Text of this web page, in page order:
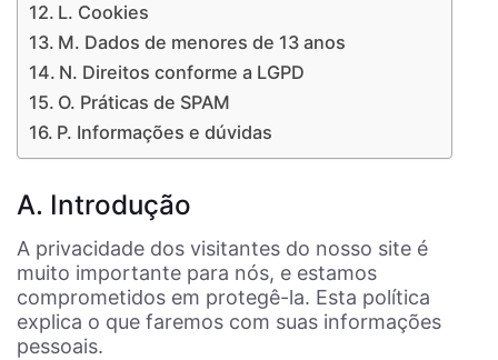
L. Cookies
M. Dados de menores de 13 anos
N. Direitos conforme a LGPD
O. Práticas de SPAM
P. Informações e dúvidas
A. Introdução
A privacidade dos visitantes do nosso site é
muito importante para nós, e estamos
comprometidos em protegê-la. Esta política
explica o que faremos com suas informações
pessoais.